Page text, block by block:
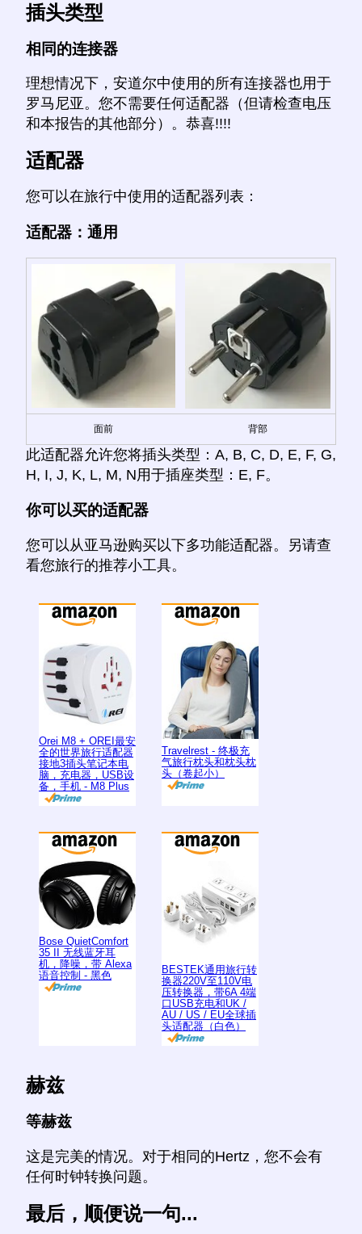
插头类型
相同的连接器
理想情况下，安道尔中使用的所有连接器也用于
罗马尼亚。您不需要任何适配器（但请检查电压
和本报告的其他部分）。恭喜!!!!
适配器
您可以在旅行中使用的适配器列表：
适配器：通用
面前 背部
此适配器允许您将插头类型：A, B, C, D, E, F, G,
H, I, J, K, L, M, N用于插座类型：E, F。
你可以买的适配器
您可以从亚马逊购买以下多功能适配器。另请查
看您旅行的推荐小工具。
Orei M8 + OREI最安
全的世界旅行适配器
接地3插头笔记本电
脑，充电器，USB设
备，手机 - M8 Plus
Travelrest - 终极充
气旅行枕头和枕头枕
头（卷起小）
Bose QuietComfort
35 II 无线蓝牙耳
机，降噪，带 Alexa
语音控制 - 黑色
BESTEK通用旅行转
换器220V至110V电
压转换器，带6A 4端
口USB充电和UK /
AU / US / EU全球插
头适配器（白色）
赫兹
等赫兹
这是完美的情况。对于相同的Hertz，您不会有
任何时钟转换问题。
最后，顺便说一句...